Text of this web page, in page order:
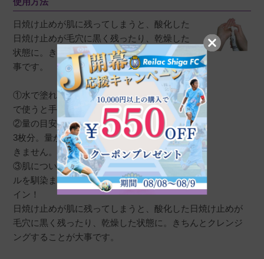
も
非公開
投稿日
2023/08/16
こちらのシリーズの日焼け止めを愛用している
為、セットで使っています。香りが独特です。
yukkokko 購入者
40代
投稿日
2023/05/29
日焼け止めが肌に残ってしまうと、酸化した
日焼け止めが毛穴に黒く残ったり、乾燥した
状態に。きちんとクレンジングすることが大
事です。
①水で塗れていても使えますが、乾いた状態
で使うと手早く落とすことができます。
②量の目安は、顔・首にはそれぞれ500円玉大
3枚分。量が少ないとキレイにクレンジングで
きません。
③肌についた日焼け止めとクレンジングオイ
ルを馴染ませ、白く乳化してきたら落とすサ
イン！
日焼け止めが肌に残ってしまうと、酸化した日焼け止めが
毛穴に黒く残ったり、乾燥した状態に。きちんとクレンジ
ングすることが大事です。